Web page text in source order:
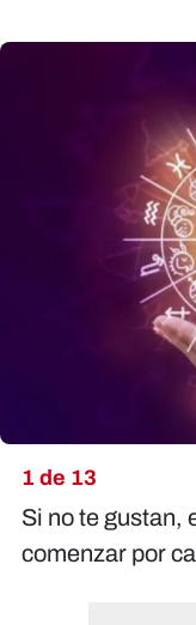
1 de 13
Si no te gustan,
comenzar por